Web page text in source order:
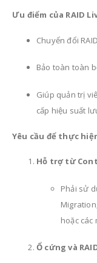
Ưu điểm của RAID
Chuyển đổi
Bảo toàn toàn
Giúp quản trị
cấp hiệu suất
Yêu cầu để thực
Hỗ trợ từ
Phải sử
hoặc các
Ổ cứng và